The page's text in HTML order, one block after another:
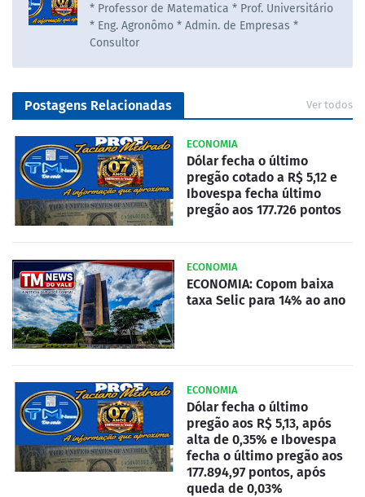
* Professor de Matematica * Prof. Universitário
* Eng. Agronômo * Admin. de Empresas *
Consultor
Postagens Relacionadas Ver todos
ECONOMIA
Dólar fecha o último
pregão cotado a R$ 5,12 e
Ibovespa fecha último
pregão aos 177.726 pontos
ECONOMIA
ECONOMIA: Copom baixa
taxa Selic para 14% ao ano
ECONOMIA
Dólar fecha o último
pregão aos R$ 5,13, após
alta de 0,35% e Ibovespa
fecha o último pregão aos
177.894,97 pontos, após
queda de 0,03%